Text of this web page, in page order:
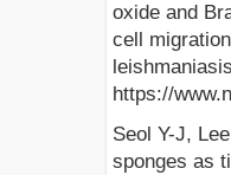
oxide and
cell
https://
Seol Y-J,
sponges as